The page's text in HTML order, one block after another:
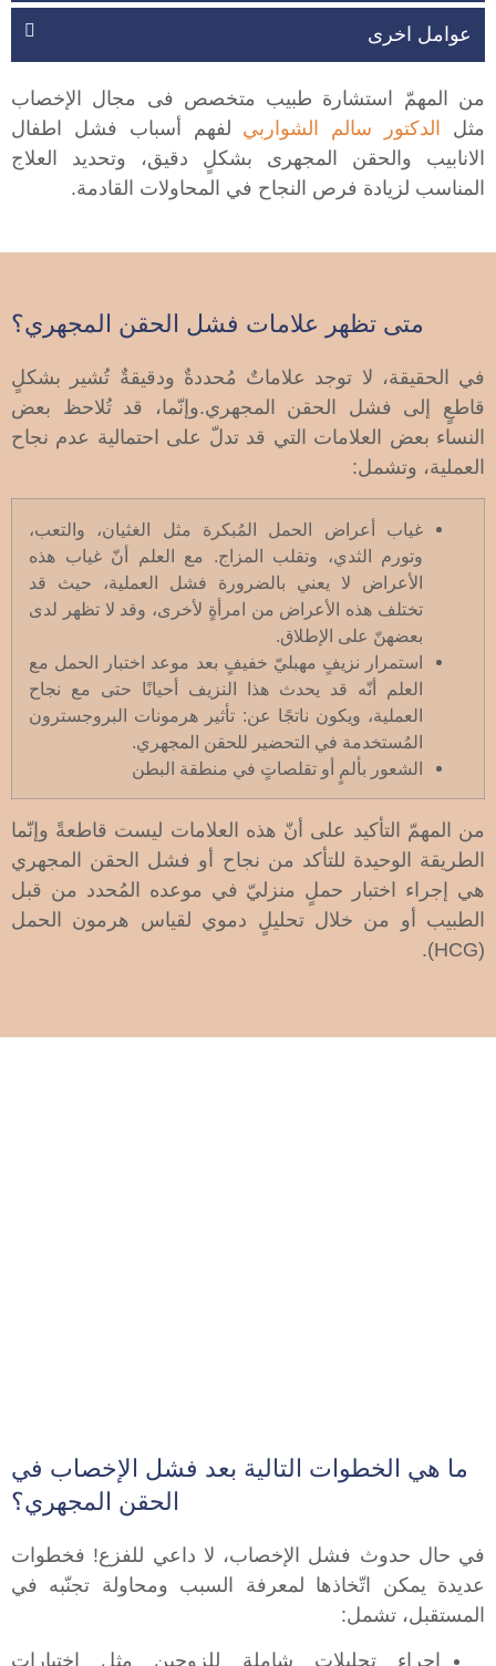
عوامل اخرى
من المهمّ استشارة طبيب متخصص فى مجال الإخصاب
مثل
الدكتور سالم الشواربي لفهم أسباب فشل اطفال
الانابيب والحقن المجهرى بشكلٍ دقيق، وتحديد العلاج
المناسب لزيادة فرص النجاح في المحاولات القادمة.
متى تظهر علامات فشل الحقن المجهري؟
في الحقيقة، لا توجد علاماتٌ مُحددةٌ ودقيقةٌ تُشير بشكلٍ
قاطعٍ إلى فشل الحقن المجهري.وإنّما، قد تُلاحظ بعض
النساء بعض العلامات التي قد تدلّ على احتمالية عدم نجاح
العملية، وتشمل:
غياب أعراض الحمل المُبكرة مثل الغثيان، والتعب،
وتورم الثدي، وتقلب المزاج. مع العلم أنّ غياب هذه
الأعراض لا يعني بالضرورة فشل العملية، حيث قد
تختلف هذه الأعراض من امرأةٍ لأخرى، وقد لا تظهر لدى
بعضهنّ على الإطلاق.
استمرار نزيفٍ مهبليّ خفيفٍ بعد موعد اختبار الحمل مع
العلم أنّه قد يحدث هذا النزيف أحيانًا حتى مع نجاح
العملية، ويكون ناتجًا عن: تأثير هرمونات البروجسترون
المُستخدمة في التحضير للحقن المجهري.
الشعور بألمٍ أو تقلصاتٍ في منطقة البطن
من المهمّ التأكيد على أنّ هذه العلامات ليست قاطعةً وإنّما
الطريقة الوحيدة للتأكد من نجاح أو فشل الحقن المجهري
هي إجراء اختبار حملٍ منزليّ في موعده المُحدد من قبل
الطبيب أو من خلال تحليلٍ دموي لقياس هرمون الحمل
(HCG).
ما هي الخطوات التالية بعد فشل الإخصاب في
الحقن المجهري؟
في حال حدوث فشل الإخصاب، لا داعي للفزع! فخطوات
عديدة يمكن اتّخاذها لمعرفة السبب ومحاولة تجنّبه في
المستقبل، تشمل:
إجراء تحليلات شاملة للزوجين مثل اختبارات